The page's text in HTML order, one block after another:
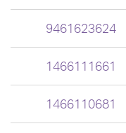
9461623624
1466111661
1466110681